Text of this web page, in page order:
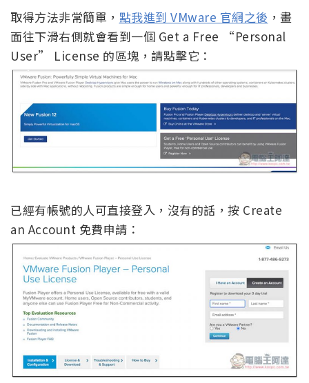
取得方法非常簡單， 點我進到 VMware 官網之後 ，畫
面往下滑右側就會看到一個 Get a Free “Personal
User” License 的區塊，請點擊它：
已經有帳號的人可直接登入，沒有的話，按 Create
an Account 免費申請：